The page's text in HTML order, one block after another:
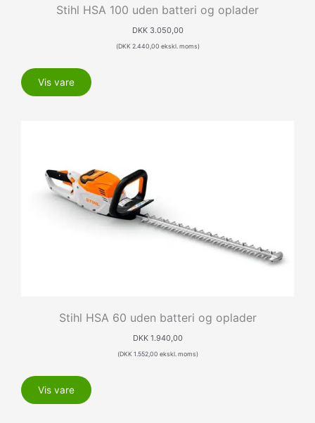
Stihl HSA 100 uden batteri og oplader
DKK3.050,00
(DKK 2.440,00 ekskl. moms)
Vis vare
Stihl HSA 60 uden batteri og oplader
DKK1.940,00
(DKK 1.552,00 ekskl. moms)
Vis vare